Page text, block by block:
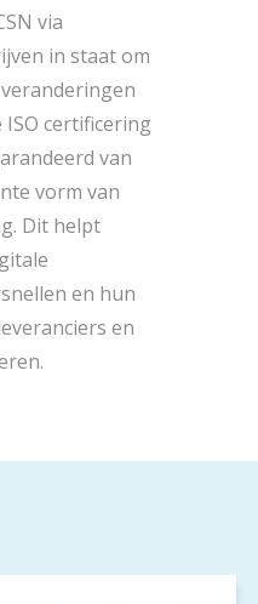
via
in staat om
certificering
van
vorm van
Dit helpt
en hun
en